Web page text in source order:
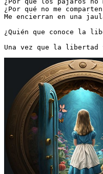
¿Por qué no me
Me encierran en una
¿Quién que conoce la
Una vez que la libertad